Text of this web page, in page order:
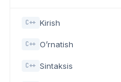
C++ Kirish
C++ O’rnatish
C++ Sintaksis